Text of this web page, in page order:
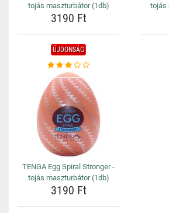
tojás maszturbátor (1db)
3190 Ft
tojás
ÚJDONSÁG
TENGA Egg Spiral Stronger -
tojás maszturbátor (1db)
3190 Ft